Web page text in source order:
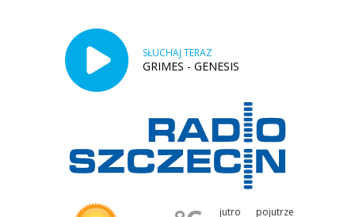
SŁUCHAJ TERAZ
GRIMES - GENESIS
jutro pojutrze